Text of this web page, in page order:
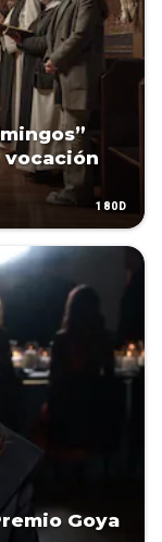
vocación
180D
Goya